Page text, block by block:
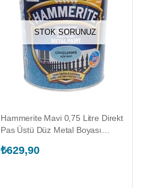
STOK SORUNUZ
Hammerite Mavi 0,75 Litre Direkt
Pas Üstü Düz Metal Boyası
₺629,90